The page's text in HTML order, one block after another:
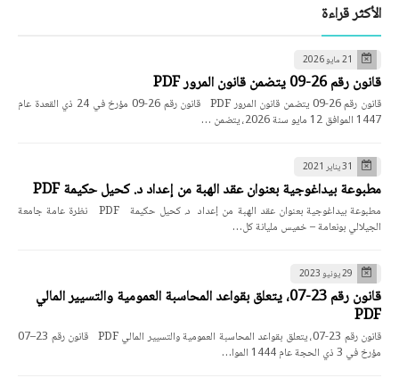
الأكثر قراءة
21 مايو 2026
قانون رقم 26-09 يتضمن قانون المرور PDF
قانون رقم 26-09 يتضمن قانون المرور PDF قانون رقم 26-09 مؤرخ في 24 ذي القعدة عام
1447 الموافق 12 مايو سنة 2026، يتضمن …
31 يناير 2021
مطبوعة بيداغوجية بعنوان عقد الهبة من إعداد د. كحيل حكيمة PDF
مطبوعة بيداغوجية بعنوان عقد الهبة من إعداد د. كحيل حكيمة PDF نظرة عامة جامعة
الجيلالي بونعامة – خميس مليانة كل…
29 يونيو 2023
قانون رقم 23-07، يتعلق بقواعد المحاسبة العمومية والتسيير المالي
PDF
قانون رقم 23-07، يتعلق بقواعد المحاسبة العمومية والتسيير المالي PDF قانون رقم 23–07
مؤرخ في 3 ذي الحجة عام 1444 الموا…